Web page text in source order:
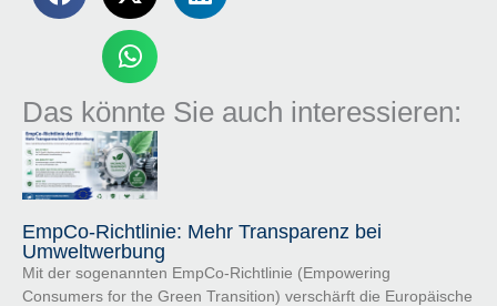
Das könnte Sie auch interessieren:
EmpCo-Richtlinie: Mehr Transparenz bei
Umweltwerbung
Mit der sogenannten EmpCo-Richtlinie (Empowering
Consumers for the Green Transition) verschärft die Europäische